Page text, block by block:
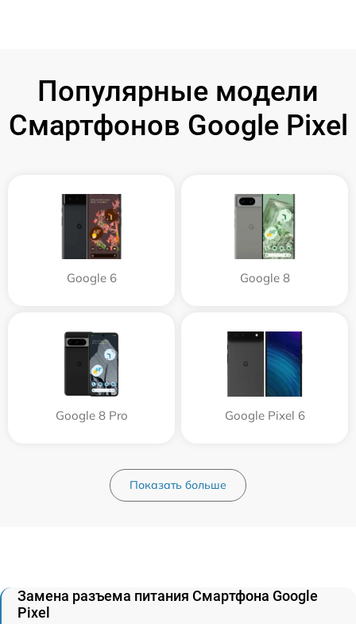
Популярные модели
Смартфонов Google Pixel
Google 6 Google 8
Google 8 Pro Google Pixel 6
Показать больше
Замена разъема питания Смартфона Google
Pixel